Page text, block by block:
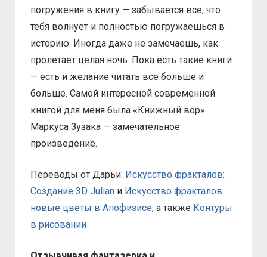
погружения в книгу — забывается все, что
тебя волнует и полностью погружаешься в
историю. Иногда даже не замечаешь, как
пролетает целая ночь. Пока есть такие книги
— есть и желание читать все больше и
больше. Самой интересной современной
книгой для меня была «Книжный вор»
Маркуса Зузака — замечательное
произведение.
Переводы от Дарьи: Искусство фракталов:
Создание 3D Julian и Искусство фракталов:
новые цветы в Апофизисе, а также Контуры
в рисовании